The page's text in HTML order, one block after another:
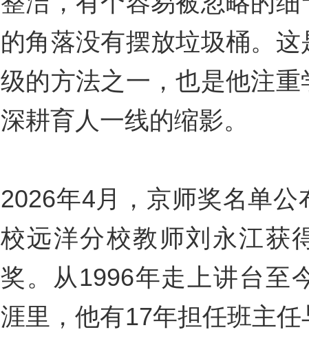
的角落没有摆放垃圾桶。
级的方法之一，也是他注重
深耕育人一线的缩影。
2026年4月，京师奖名单公
校远洋分校教师刘永江获
奖。从1996年走上讲台至
涯里，他有17年担任班主任